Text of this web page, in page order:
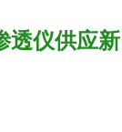
透仪供应新